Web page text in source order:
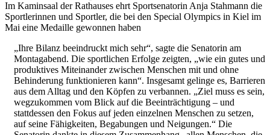
Im Kaminsaal der Rathauses ehrt Sportsenatorin Anja Stahmann die
Sportlerinnen und Sportler, die bei den Special Olympics in Kiel im
Mai eine Medaille gewonnen haben
„Ihre Bilanz beeindruckt mich sehr“, sagte die Senatorin am
Montagabend. Die sportlichen Erfolge zeigten, „wie ein gutes und
produktives Miteinander zwischen Menschen mit und ohne
Behinderung funktionieren kann“. Insgesamt gelinge es, Barrieren
aus dem Alltag und den Köpfen zu verbannen. „Ziel muss es sein,
wegzukommen vom Blick auf die Beeinträchtigung – und
stattdessen den Fokus auf jeden einzelnen Menschen zu setzen,
auf seine Fähigkeiten, Begabungen und Neigungen.“ Die